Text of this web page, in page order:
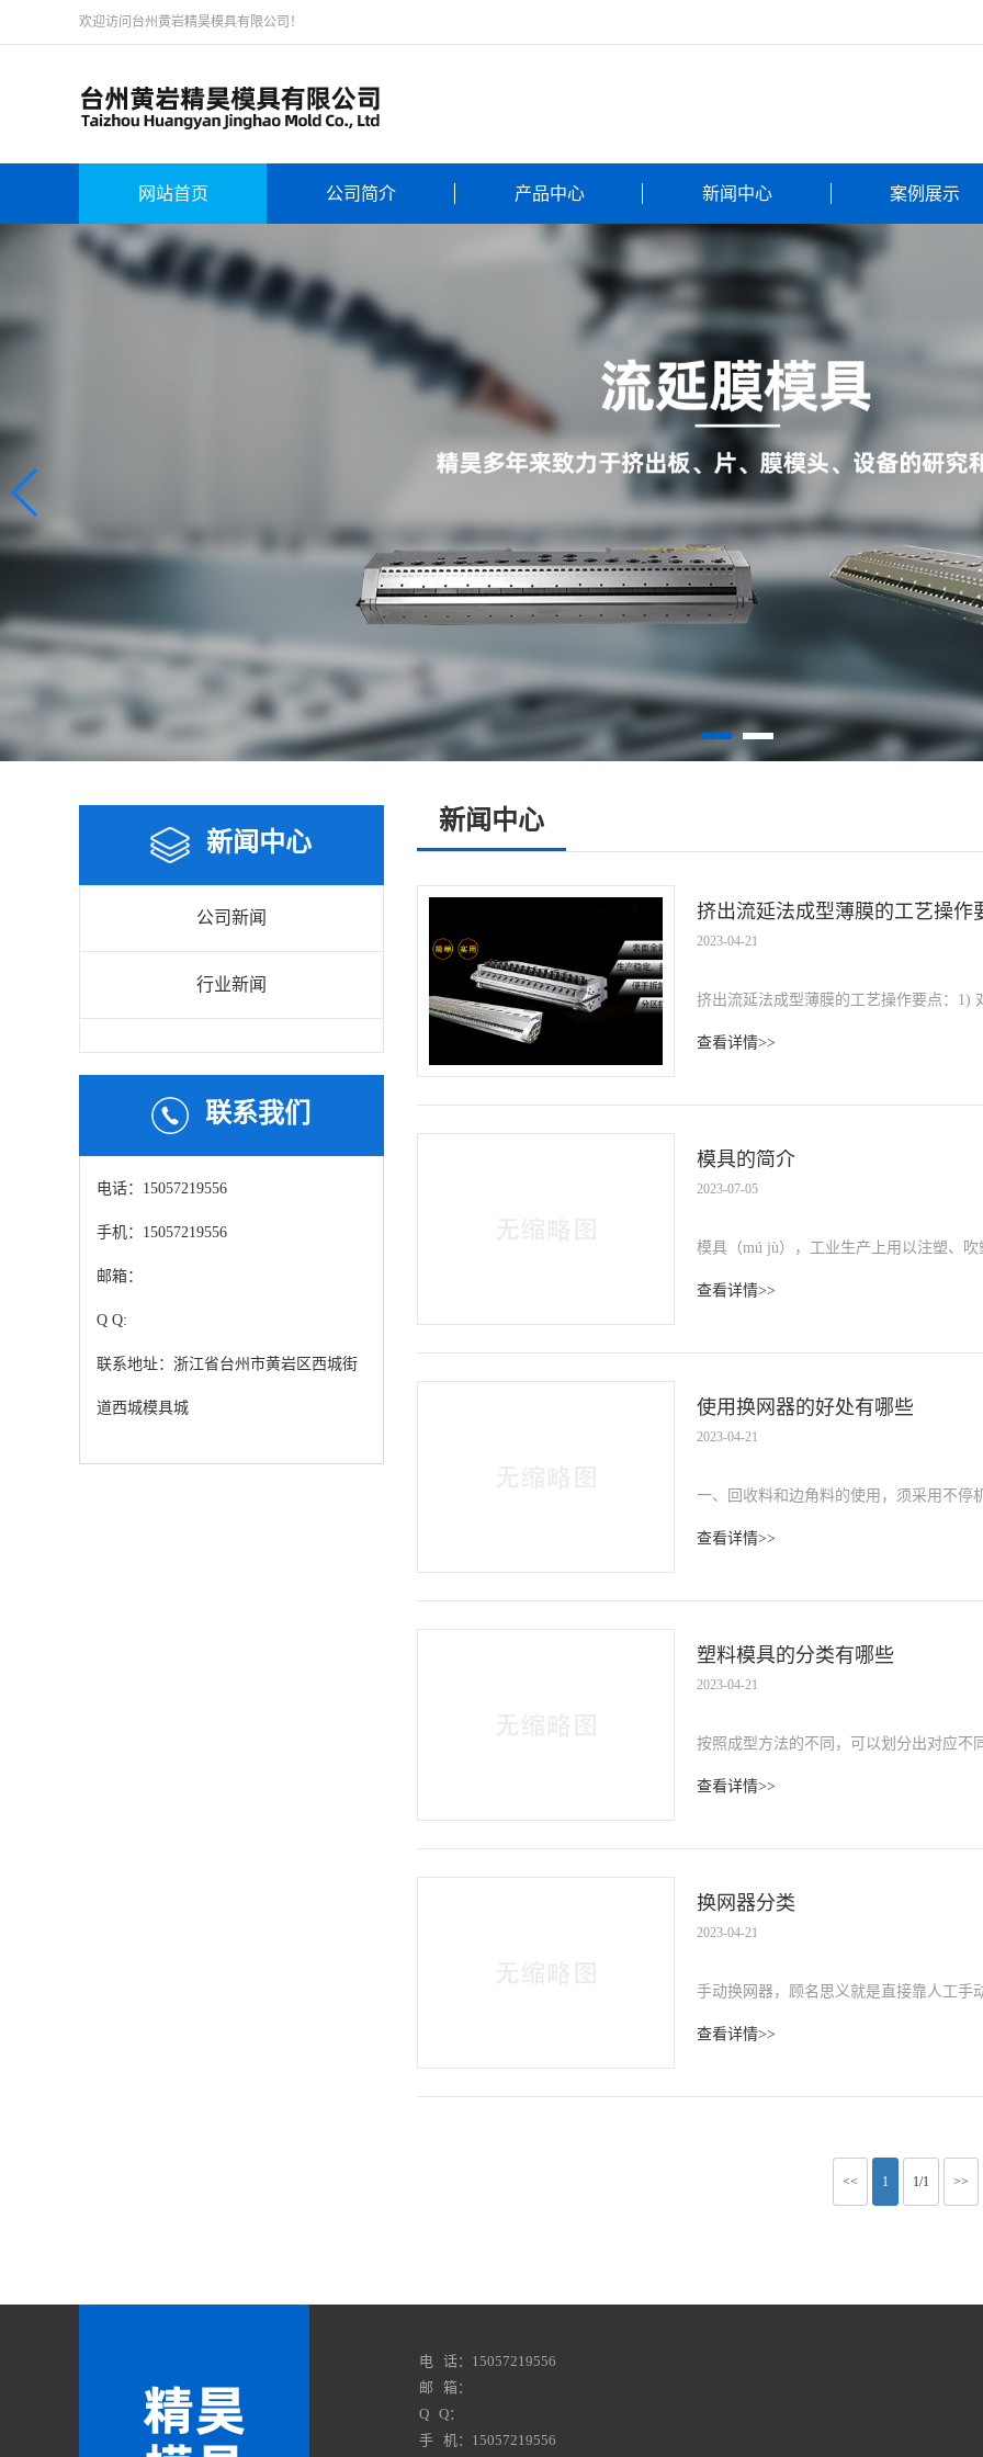
欢迎访问台州黄岩精昊模具有限公司！
网站首页 公司简介 产品中心 新闻中心 案例展示
新闻中心
公司新闻
行业新闻
联系我们
电话：15057219556
手机：15057219556
邮箱：
Q Q:
联系地址：浙江省台州市黄岩区西城街
道西城模具城
新闻中心
挤出流延法成型薄膜的工艺操作
2023-04-21
挤出流延法成型薄膜的工艺操作要点：1)
意熔料温度···
查看详情>>
模具的简介
2023-07-05
模具（mú jù），工业生产上用以注塑、
具由不同的零···
查看详情>>
使用换网器的好处有哪些
2023-04-21
一、回收料和边角料的使用，须采用不停
塑化性和均质性，···
查看详情>>
塑料模具的分类有哪些
2023-04-21
按照成型方法的不同，可以划分出对应不
性塑料件产品生产中···
查看详情>>
换网器分类
2023-04-21
手动换网器，顾名思义就是直接靠人工手
般在100mm以下。 ···
查看详情>>
<< 1 1/1 >>
电 话：15057219556
邮 箱：
Q Q：
手 机：15057219556